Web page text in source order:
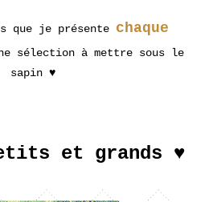
que je présente chaque
sélection à mettre sous le
sapin ♥
et grands ♥